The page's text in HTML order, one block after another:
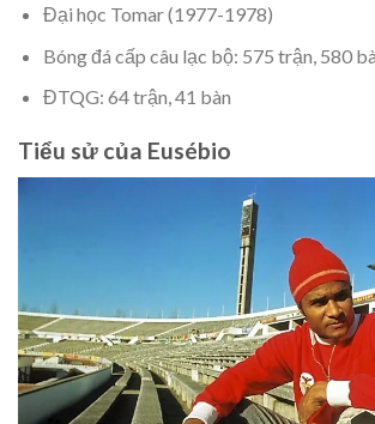
Đại học Tomar (1977-1978)
Bóng đá cấp câu lạc bộ: 575 trận, 580
ĐTQG: 64 trận, 41 bàn
Tiểu sử của Eusébio